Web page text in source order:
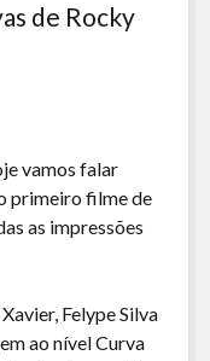
de Rocky
vamos falar
primeiro filme de
as impressões
Felype Silva
ao nível Curva